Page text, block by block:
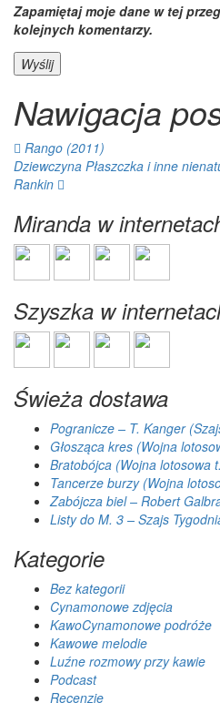
Zapamiętaj moje dane w tej
kolejnych komentarzy.
Nawigacja
Rango (2011)
Dziewczyna Płaszczka i inne
Rankin
Miranda w
Szyszka w
Świeża dostawa
Pogranicze – T. Kanger
Głosząca kres (Wojna
Bratobójca (Wojna lotosowa
Tancerze burzy (Wojna
Zabójcza biel – Robert
Listy do M. 3 – Szajs
Kategorie
Bez kategorii
Cynamonowe zdjęcia
KawoCynamonowe podróże
Kawowe melodie
Luźne rozmowy przy kawie
Podcast
Recenzje